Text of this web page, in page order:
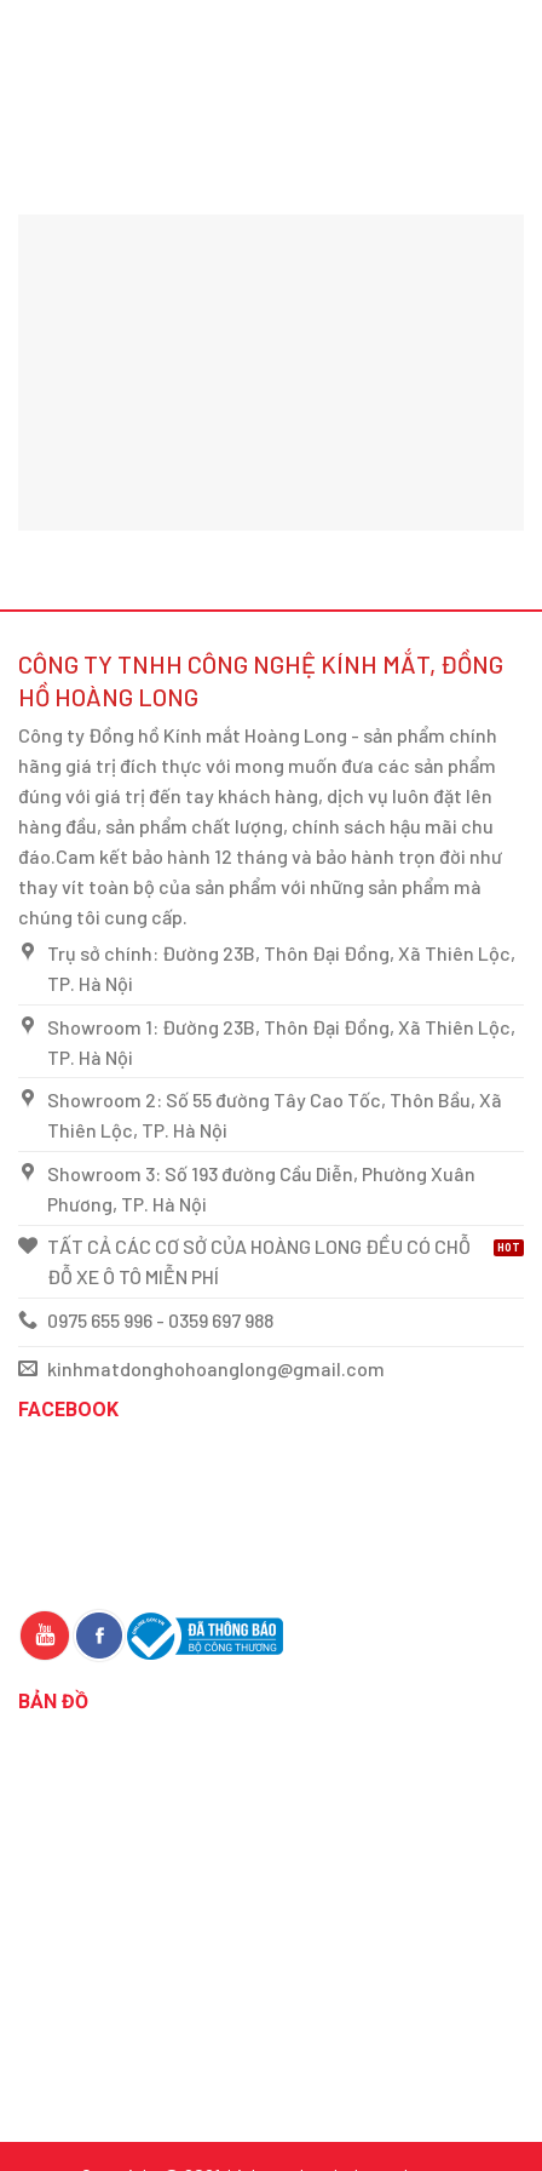
CÔNG TY TNHH CÔNG NGHỆ KÍNH MẮT, ĐỒNG
HỒ HOÀNG LONG
Công ty Đồng hồ Kính mắt Hoàng Long - sản phẩm chính
hãng giá trị đích thực với mong muốn đưa các sản phẩm
đúng với giá trị đến tay khách hàng, dịch vụ luôn đặt lên
hàng đầu, sản phẩm chất lượng, chính sách hậu mãi chu
đáo.Cam kết bảo hành 12 tháng và bảo hành trọn đời như
thay vít toàn bộ của sản phẩm với những sản phẩm mà
chúng tôi cung cấp.
Trụ sở chính: Đường 23B, Thôn Đại Đồng, Xã Thiên Lộc,
TP. Hà Nội
Showroom 1: Đường 23B, Thôn Đại Đồng, Xã Thiên Lộc,
TP. Hà Nội
Showroom 2: Số 55 đường Tây Cao Tốc, Thôn Bầu, Xã
Thiên Lộc, TP. Hà Nội
Showroom 3: Số 193 đường Cầu Diễn, Phường Xuân
Phương, TP. Hà Nội
TẤT CẢ CÁC CƠ SỞ CỦA HOÀNG LONG ĐỀU CÓ CHỖ
ĐỖ XE Ô TÔ MIỄN PHÍ
0975 655 996 - 0359 697 988
kinhmatdonghohoanglong@gmail.com
FACEBOOK
BẢN ĐỒ